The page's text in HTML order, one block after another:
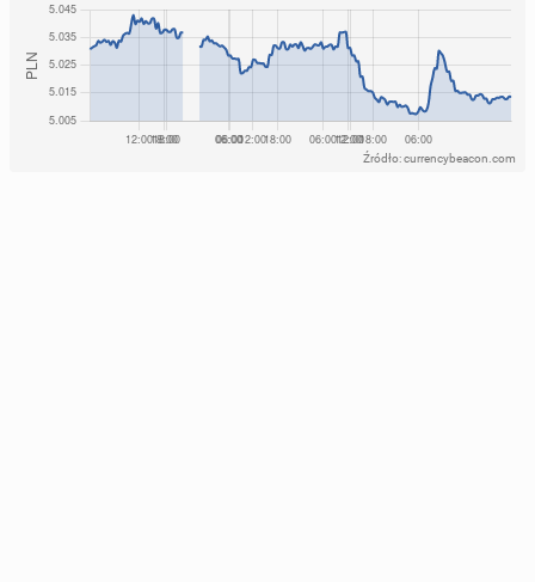
Źródło: currencybeacon.com